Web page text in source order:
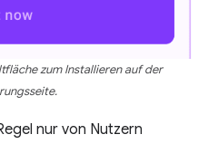
zum Installieren auf der
nur von Nutzern